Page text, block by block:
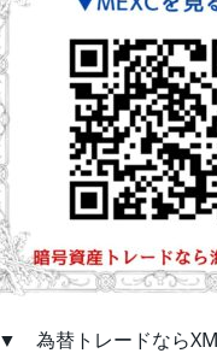
▼ 為替トレードなら